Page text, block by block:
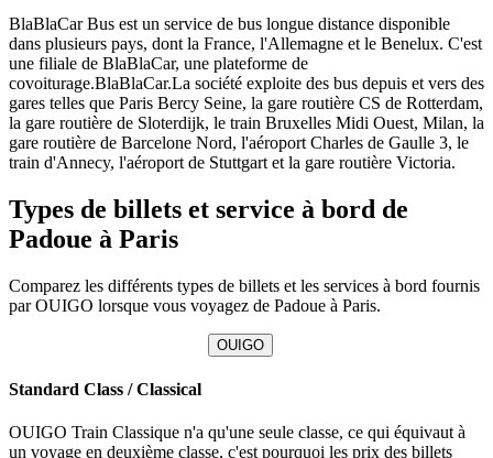
BlaBlaCar Bus est un service de bus longue distance disponible
dans plusieurs pays, dont la France, l'Allemagne et le Benelux. C'est
une filiale de BlaBlaCar, une plateforme de
covoiturage.BlaBlaCar.La société exploite des bus depuis et vers des
gares telles que Paris Bercy Seine, la gare routière CS de Rotterdam,
la gare routière de Sloterdijk, le train Bruxelles Midi Ouest, Milan, la
gare routière de Barcelone Nord, l'aéroport Charles de Gaulle 3, le
train d'Annecy, l'aéroport de Stuttgart et la gare routière Victoria.
Types de billets et service à bord de
Padoue à Paris
Comparez les différents types de billets et les services à bord fournis
par OUIGO lorsque vous voyagez de Padoue à Paris.
OUIGO
Standard Class / Classical
OUIGO Train Classique n'a qu'une seule classe, ce qui équivaut à
un voyage en deuxième classe, c'est pourquoi les prix des billets